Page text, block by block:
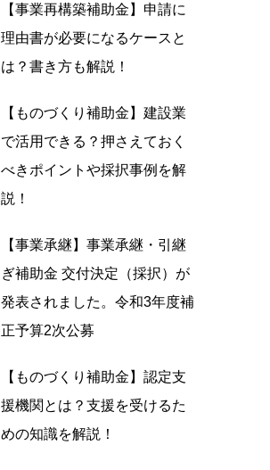
【事業再構築補助金】申請に
理由書が必要になるケースと
は？書き方も解説！
【ものづくり補助金】建設業
で活用できる？押さえておく
べきポイントや採択事例を解
説！
【事業承継】事業承継・引継
ぎ補助金 交付決定（採択）が
発表されました。令和3年度補
正予算2次公募
【ものづくり補助金】認定支
援機関とは？支援を受けるた
めの知識を解説！